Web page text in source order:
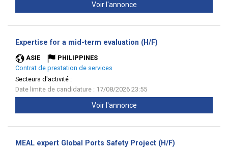
Voir l'annonce
Expertise for a mid-term evaluation (H/F)
ASIE
PHILIPPINES
Contrat de prestation de services
Secteurs d'activité :
Date limite de candidature : 17/08/2026 23:55
Voir l'annonce
MEAL expert Global Ports Safety Project (H/F)